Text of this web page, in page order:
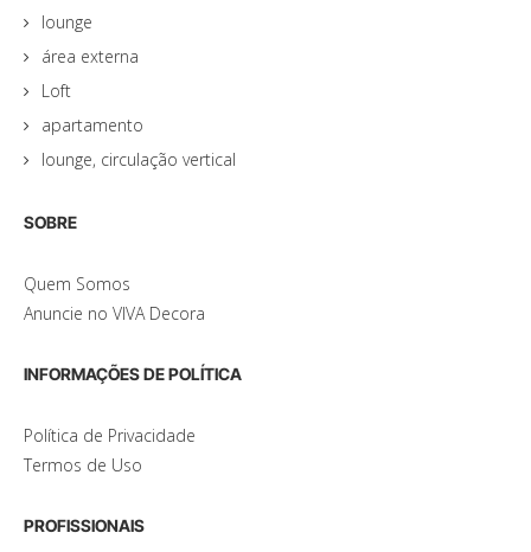
lounge
área externa
Loft
apartamento
lounge, circulação vertical
SOBRE
Quem Somos
Anuncie no VIVA Decora
INFORMAÇÕES DE POLÍTICA
Política de Privacidade
Termos de Uso
PROFISSIONAIS